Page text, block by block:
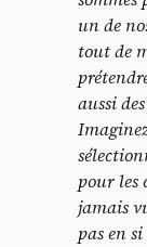
un de
tout de
aussi
pour les
jamais
pas en